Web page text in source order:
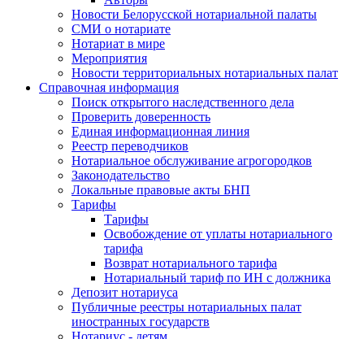
Новости Белорусской нотариальной палаты
СМИ о нотариате
Нотариат в мире
Мероприятия
Новости территориальных нотариальных палат
Справочная информация
Поиск открытого наследственного дела
Проверить доверенность
Единая информационная линия
Реестр переводчиков
Нотариальное обслуживание агрогородков
Законодательство
Локальные правовые акты БНП
Тарифы
Тарифы
Освобождение от уплаты нотариального
тарифа
Возврат нотариального тарифа
Нотариальный тариф по ИН с должника
Депозит нотариуса
Публичные реестры нотариальных палат
иностранных государств
Нотариус - детям